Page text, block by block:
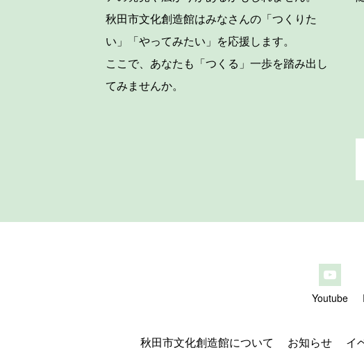
秋田市文化創造館はみなさんの「つくりた
い」「やってみたい」を応援します。
ここで、あなたも「つくる」一歩を踏み出し
てみませんか。
Youtube
秋田市文化創造館について お知らせ イ